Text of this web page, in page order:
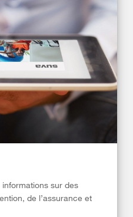
sur des
de l’assurance et